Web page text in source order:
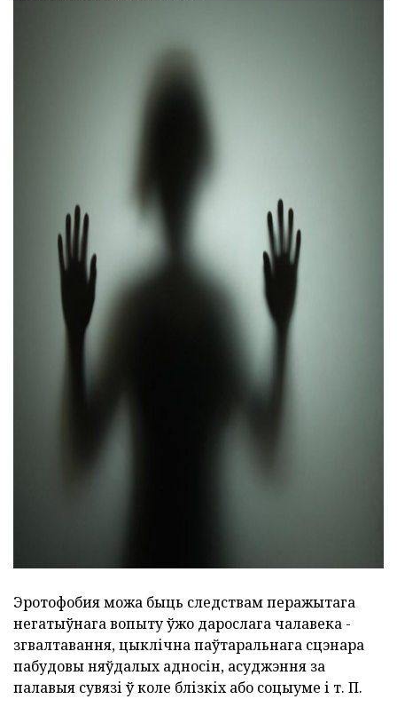
Эротофобия можа быць следствам перажытага
негатыўнага вопыту ўжо дарослага чалавека -
згвалтавання, цыклічна паўтаральнага сцэнара
пабудовы няўдалых адносін, асуджэння за
палавыя сувязі ў коле блізкіх або соцыуме і т. П.